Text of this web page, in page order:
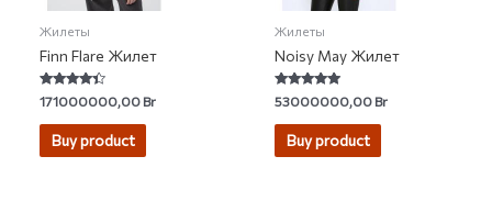
Жилеты
Finn Flare Жилет
Rated
4.15
out of 5
171000000,00Br
Buy product
Жилеты
Noisy May Жилет
Rated
4.67
out of 5
53000000,00Br
Buy product